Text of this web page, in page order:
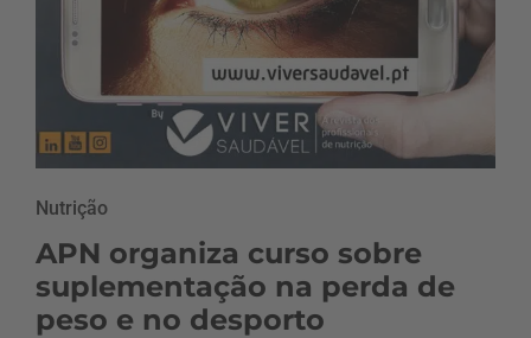
Nutrição
APN organiza curso sobre
suplementação na perda de
peso e no desporto